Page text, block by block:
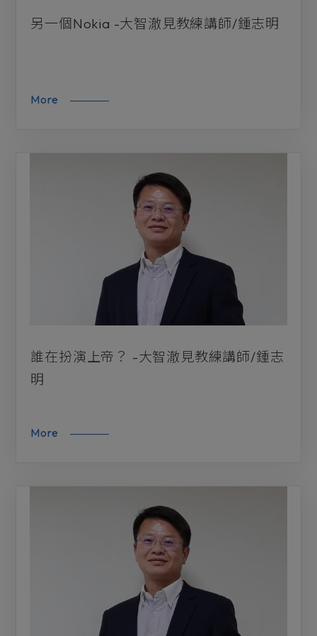
另一個Nokia -大智澈見教練講師/鍾志明
More
誰在扮演上帝？ -大智澈見教練講師/鍾志
明
More